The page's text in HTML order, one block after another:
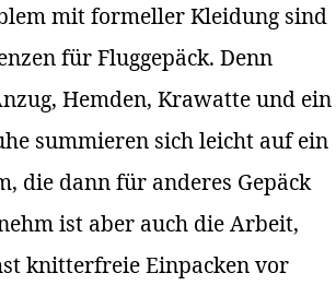
mit formeller Kleidung sind
für Fluggepäck. Denn
Hemden, Krawatte und ein
summieren sich leicht auf ein
die dann für anderes Gepäck
ist aber auch die Arbeit,
knitterfreie Einpacken vor